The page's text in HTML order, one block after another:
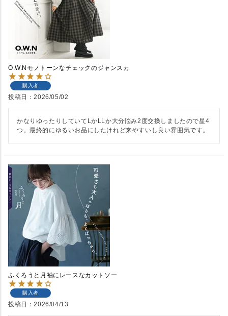
O.W.Nモノトーンなチェックのジャンスカ
購入者
投稿日 2026/05/02
かなりゆったりしていてLかLLか大分悩み2度交換しましたので星4
つ。最終的にゆるいお品にしたけれど来やすいし良い雰囲気です。
ふくろうと月袖にレースなカットソー
購入者
投稿日 2026/04/13